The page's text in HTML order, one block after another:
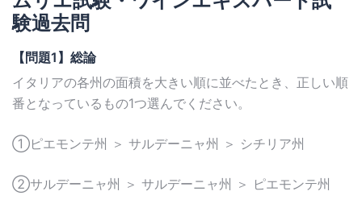
験過去問
【問題1】総論
イタリアの各州の面積を大きい順に並べたとき、正しい順
番となっているもの1つ選んでください。
①ピエモンテ州 ＞ サルデーニャ州 ＞ シチリア州
②サルデーニャ州 ＞ サルデーニャ州 ＞ ピエモンテ州